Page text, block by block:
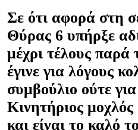
Σε ότι αφορά στη
Θύρας 6 υπήρξε
μέχρι τέλους παρά
έγινε για λόγους
συμβούλιο ούτε
Κινητήριος
και είναι το καλό